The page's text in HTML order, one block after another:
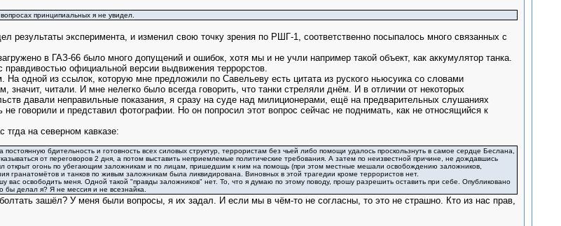
принципиальных я не увидел.
результаты эксперимента, и изменил свою точку зрения по РШГ-1, соответственно посыпалось много связанных с
в ГАЗ-66 было много допущений и ошибок, хотя мы и не учли например такой объект, как аккумулятор танка.
официальной версии выдвижения террорстов.
На одной из ссылок, которую мне предложили по Савельеву есть цитата из руского ньюсуика со словами
читали. И мне нелегко было всегда говорить, что танки стреляли днём. И в отличии от некоторых
давали неправильные показания, я сразу на суде над милиционерами, ещё на предварительных слушаниях
говорили и представил фотографии. Но он попросил этот вопрос сейчас не поднимать, как не относящийся к
тгда на северном кавказе:
бдительность и готовность всех силовых структур, террористам без чьей либо помощи удалось проскользнуть в самое сердце Беслана,
от переговоров 2 дня, а потом выставить неприемлемые политические требования. А затем по неизвестной причине, не дождавшись
открыт огонь по убегающим заложникам и по лицам, пришедшим к ним на помощь (при этом местные мешали освобождению заложников,
гранатомётов и танков по живым заложникам была ликвидирована. Виновных в этой трагедии кроме террористов нет.
вас освободить меня. Одной такой "правды заложников" нет. То, что я думаю по этому поводу, прошу разрешить оставить при себе. Опубликовано
бы делал я? Я не мессия и не всезнайка.
зашёл? У меня были вопросы, я их задал. И если мы в чём-то не согласны, то это не страшно. Кто из нас прав,